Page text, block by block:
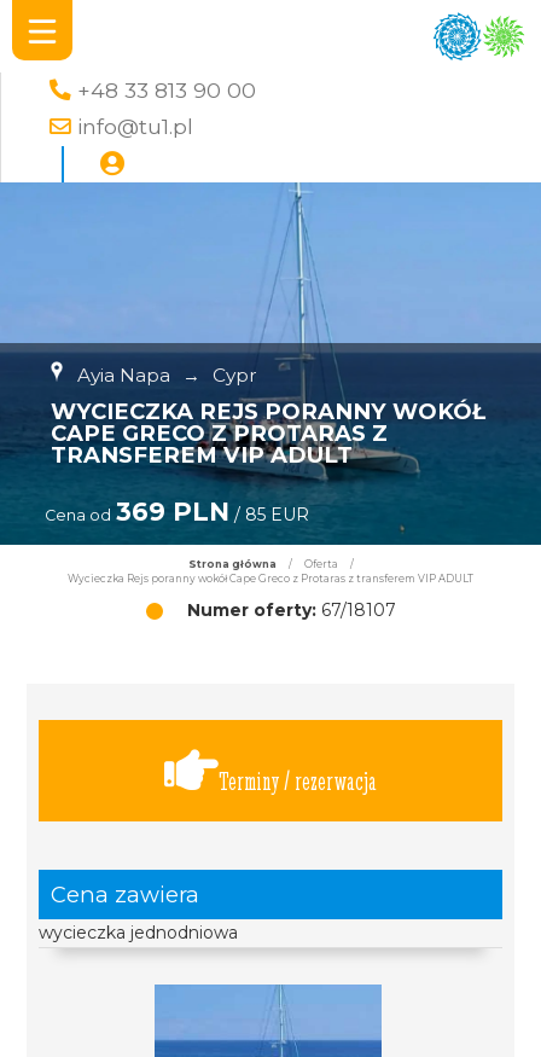
+48 33 813 90 00
info@tu1.pl
Ayia Napa → Cypr
WYCIECZKA REJS PORANNY WOKÓŁ
CAPE GRECO Z PROTARAS Z
TRANSFEREM VIP ADULT
Cena od 369 PLN / 85 EUR
Strona główna / Oferta
/
Wycieczka Rejs poranny wokół Cape Greco z Protaras z transferem VIP ADULT
Numer oferty:67/18107
Terminy / rezerwacja
Cena zawiera
wycieczka jednodniowa